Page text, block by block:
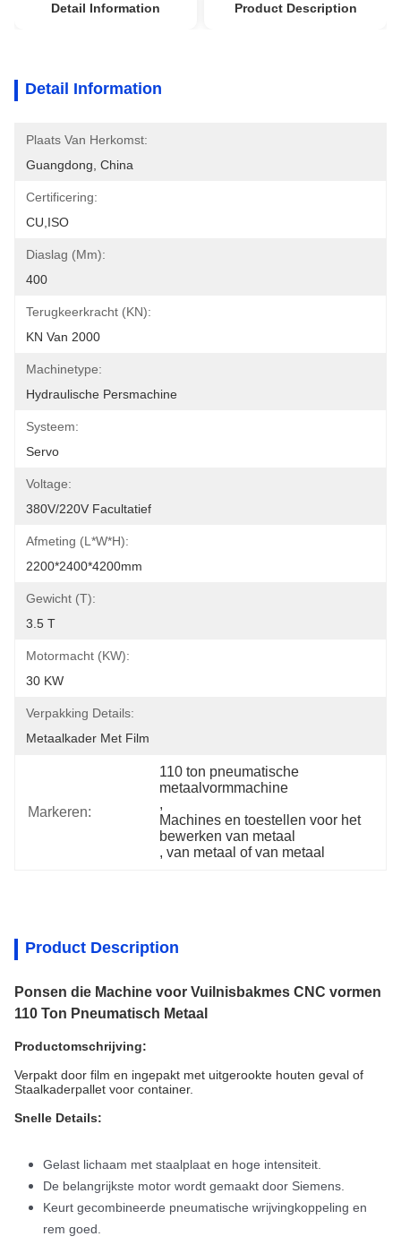
Detail Information Product Description
Detail Information
Plaats Van Herkomst:
Guangdong, China
Certificering:
CU,ISO
Diaslag (mm):
400
Terugkeerkracht (kN):
KN Van 2000
Machinetype:
Hydraulische Persmachine
Systeem:
Servo
Voltage:
380V/220V Facultatief
Afmeting (l*w*h):
2200*2400*4200mm
Gewicht (t):
3.5 T
Motormacht (kW):
30 KW
Verpakking Details:
Metaalkader Met Film
Markeren:
110 ton pneumatische
metaalvormmachine
,
Machines en toestellen voor het
bewerken van metaal
, van metaal of van metaal
Product Description
Ponsen die Machine voor Vuilnisbakmes CNC vormen
110 Ton Pneumatisch Metaal
Productomschrijving:
Verpakt door film en ingepakt met uitgerookte houten geval of
Staalkaderpallet voor container.
Snelle Details:
Gelast lichaam met staalplaat en hoge intensiteit.
De belangrijkste motor wordt gemaakt door Siemens.
Keurt gecombineerde pneumatische wrijvingkoppeling en
rem goed.